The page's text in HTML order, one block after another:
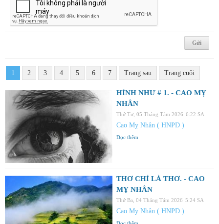
1 2 3 4 5 6 7 Trang sau Trang cuối
HÌNH NHƯ # 1. - CAO MỴ
NHÂN
Thứ Tư, 05 Tháng Tám 2026 6:22 SA
Cao Mỵ Nhân ( HNPD )
Đọc thêm
THƠ CHỈ LÀ THƠ. - CAO
MỴ NHÂN
Thứ Ba, 04 Tháng Tám 2026 5:24 SA
Cao Mỵ Nhân ( HNPD )